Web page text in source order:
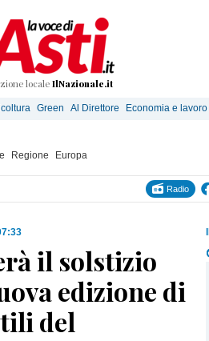
localeIlNazionale.it
Green Al Direttore Economia e lavoro
Regione Europa
Radio
il solstizio
edizione di
del